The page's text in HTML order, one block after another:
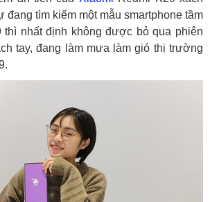
đang tìm kiếm một mẫu smartphone tầm
thì nhất định không được bỏ qua phiên
tay, đang làm mưa làm gió thị trường